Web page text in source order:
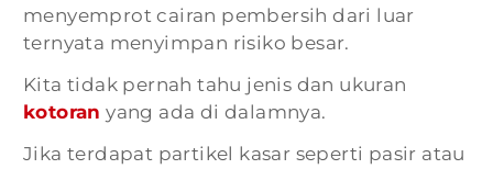
menyemprot cairan pembersih dari luar
ternyata menyimpan risiko besar.
Kita tidak pernah tahu jenis dan ukuran
kotoran yang ada di dalamnya.
Jika terdapat partikel kasar seperti pasir atau